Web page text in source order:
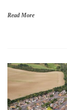
Read More